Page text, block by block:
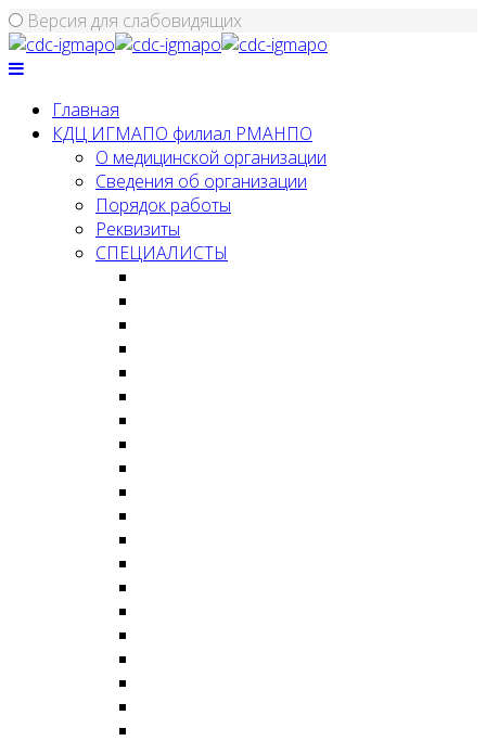
Версия для слабовидящих
Главная
КДЦ ИГМАПО филиал РМАНПО
О медицинской организации
Сведения об организации
Порядок работы
Реквизиты
СПЕЦИАЛИСТЫ